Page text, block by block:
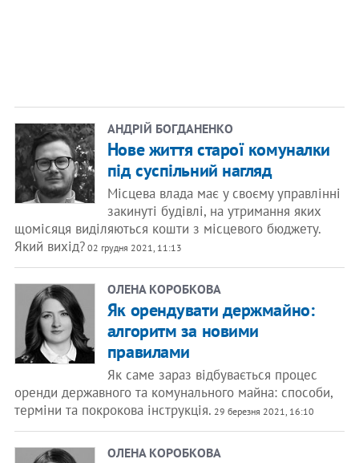
АНДРІЙ БОГДАНЕНКО
Нове життя старої комуналки
під суспільний нагляд
Місцева влада має у своєму управлінні
закинуті будівлі, на утримання яких
щомісяця виділяються кошти з місцевого бюджету.
Який вихід?02 грудня 2021, 11:13
ОЛЕНА КОРОБКОВА
Як орендувати держмайно:
алгоритм за новими
правилами
Як саме зараз відбувається процес
оренди державного та комунального майна: способи,
терміни та покрокова інструкція. 29 березня 2021, 16:10
ОЛЕНА КОРОБКОВА